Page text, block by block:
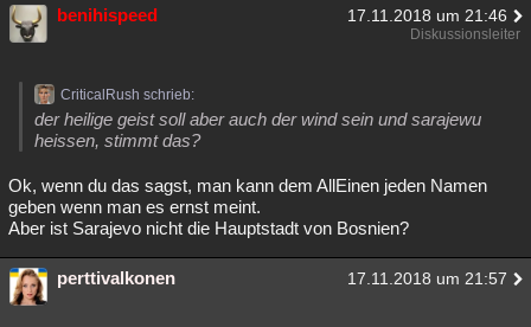
benihispeed 17.11.2018 um 21:46
Diskussionsleiter
CriticalRush schrieb:
der heilige geist soll aber auch der wind sein und sarajewu
heissen, stimmt das?
Ok, wenn du das sagst, man kann dem AllEinen jeden Namen
geben wenn man es ernst meint.
Aber ist Sarajevo nicht die Hauptstadt von Bosnien?
perttivalkonen 17.11.2018 um 21:57